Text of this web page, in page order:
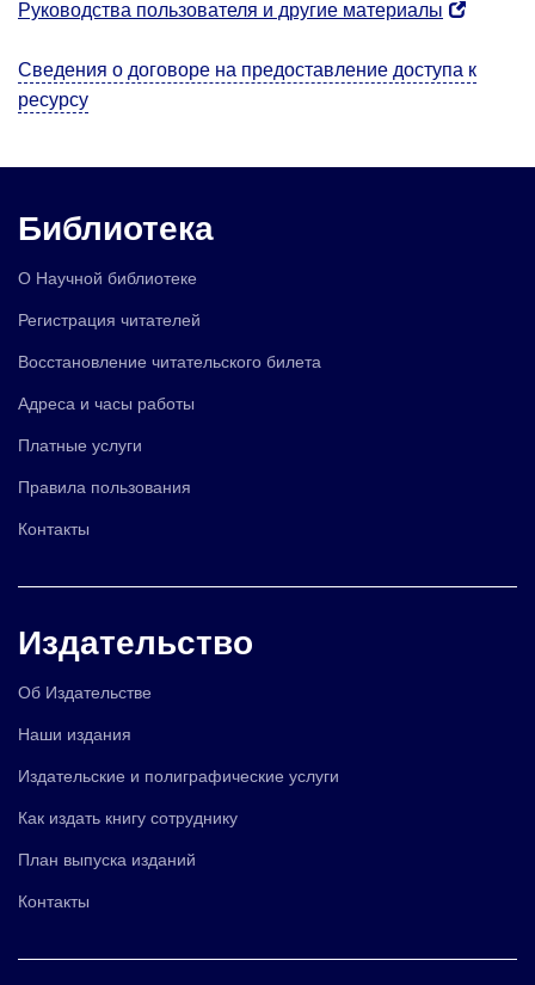
Руководства пользователя и другие материалы
Сведения о договоре на предоставление доступа к
ресурсу
Библиотека
О Научной библиотеке
Регистрация читателей
Восстановление читательского билета
Адреса и часы работы
Платные услуги
Правила пользования
Контакты
Издательство
Об Издательстве
Наши издания
Издательские и полиграфические услуги
Как издать книгу сотруднику
План выпуска изданий
Контакты